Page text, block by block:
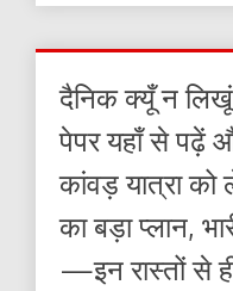
दैनिक क्यूँ न
पेपर यहाँ से पढ़ें
कांवड़ यात्रा
का बड़ा प्लान,
—इन रास्तों से